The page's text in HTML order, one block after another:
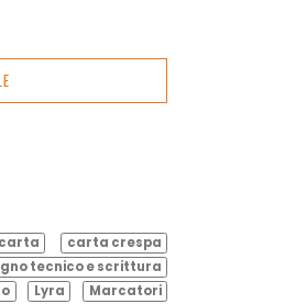
carta crespa
tecnico e scrittura
Lyra
Marcatori